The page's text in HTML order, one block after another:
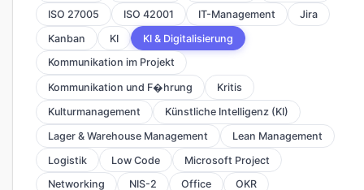
ISO 27005
ISO 42001 IT-Management
Jira
Kanban
KI
KI & Digitalisierung
Kommunikation im Projekt
Kommunikation und F�hrung Kritis
Kulturmanagement
Künstliche Intelligenz (KI)
Lager & Warehouse Management
Lean Management
Logistik
Low Code
Microsoft Project
Networking
NIS-2 Office OKR